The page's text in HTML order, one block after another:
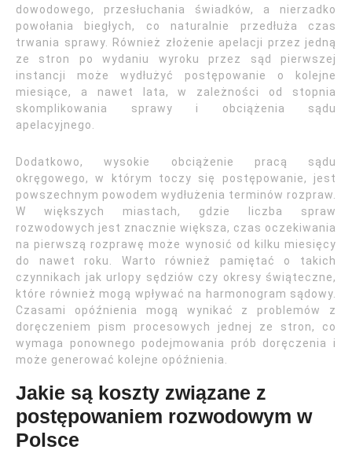
dowodowego, przesłuchania świadków, a nierzadko
powołania biegłych, co naturalnie przedłuża czas
trwania sprawy. Również złożenie apelacji przez jedną
ze stron po wydaniu wyroku przez sąd pierwszej
instancji może wydłużyć postępowanie o kolejne
miesiące, a nawet lata, w zależności od stopnia
skomplikowania sprawy i obciążenia sądu
apelacyjnego.
Dodatkowo, wysokie obciążenie pracą sądu
okręgowego, w którym toczy się postępowanie, jest
powszechnym powodem wydłużenia terminów rozpraw.
W większych miastach, gdzie liczba spraw
rozwodowych jest znacznie większa, czas oczekiwania
na pierwszą rozprawę może wynosić od kilku miesięcy
do nawet roku. Warto również pamiętać o takich
czynnikach jak urlopy sędziów czy okresy świąteczne,
które również mogą wpływać na harmonogram sądowy.
Czasami opóźnienia mogą wynikać z problemów z
doręczeniem pism procesowych jednej ze stron, co
wymaga ponownego podejmowania prób doręczenia i
może generować kolejne opóźnienia.
Jakie są koszty związane z
postępowaniem rozwodowym w
Polsce